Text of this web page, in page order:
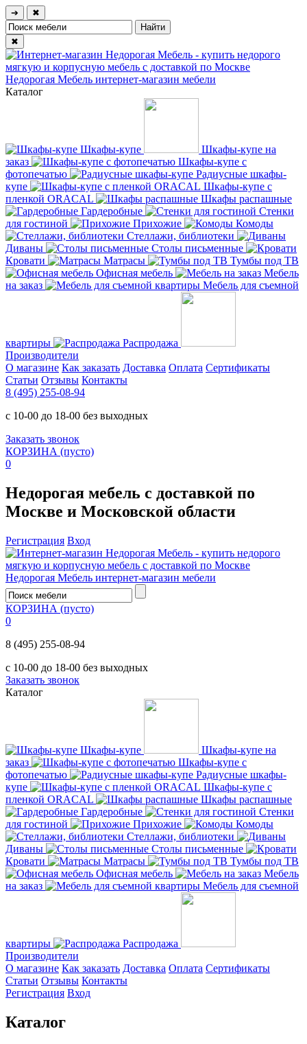
➔ ✖
✖
Недорогая Мебель интернет-магазин мебели
Каталог
Шкафы-купе
Шкафы-купе на
заказ
Шкафы-купе с
фотопечатью
Радиусные шкафы-
купе
Шкафы-купе с
пленкой ORACAL
Шкафы распашные
Гардеробные
Стенки
для гостиной
Прихожие
Комоды
Стеллажи, библиотеки
Диваны
Столы письменные
Кровати
Матрасы
Тумбы под ТВ
Офисная мебель
Мебель
на заказ
Мебель для съемной
квартиры
Распродажа
Производители
О магазине Как заказать Доставка Оплата Сертификаты
Статьи Отзывы Контакты
8 (495) 255-08-94
с 10-00 до 18-00 без выходных
Заказать звонок
КОРЗИНА (пусто)
0
Недорогая мебель с доставкой по
Москве и Московской области
Регистрация Вход
Недорогая Мебель интернет-магазин мебели
КОРЗИНА (пусто)
0
8 (495) 255-08-94
с 10-00 до 18-00 без выходных
Заказать звонок
Каталог
Шкафы-купе
Шкафы-купе на
заказ
Шкафы-купе с
фотопечатью
Радиусные шкафы-
купе
Шкафы-купе с
пленкой ORACAL
Шкафы распашные
Гардеробные
Стенки
для гостиной
Прихожие
Комоды
Стеллажи, библиотеки
Диваны
Столы письменные
Кровати
Матрасы
Тумбы под ТВ
Офисная мебель
Мебель
на заказ
Мебель для съемной
квартиры
Распродажа
Производители
О магазине Как заказать Доставка Оплата Сертификаты
Статьи Отзывы Контакты
Регистрация Вход
Каталог